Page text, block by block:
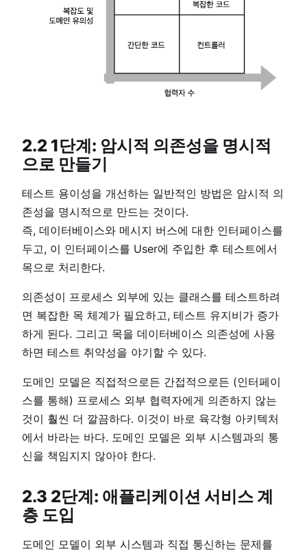
2.2 1단계: 암시적 의존성을 명시적
으로 만들기
테스트 용이성을 개선하는 일반적인 방법은 암시적 의
존성을 명시적으로 만드는 것이다.
즉, 데이터베이스와 메시지 버스에 대한 인터페이스를
두고, 이 인터페이스를 User에 주입한 후 테스트에서
목으로 처리한다.
의존성이 프로세스 외부에 있는 클래스를 테스트하려
면 복잡한 목 체계가 필요하고, 테스트 유지비가 증가
하게 된다. 그리고 목을 데이터베이스 의존성에 사용
하면 테스트 취약성을 야기할 수 있다.
도메인 모델은 직접적으로든 간접적으로든 (인터페이
스를 통해) 프로세스 외부 협력자에게 의존하지 않는
것이 훨씬 더 깔끔하다. 이것이 바로 육각형 아키텍처
에서 바라는 바다. 도메인 모델은 외부 시스템과의 통
신을 책임지지 않아야 한다.
2.3 2단계: 애플리케이션 서비스 계
층 도입
도메인 모델이 외부 시스템과 직접 통신하는 문제를